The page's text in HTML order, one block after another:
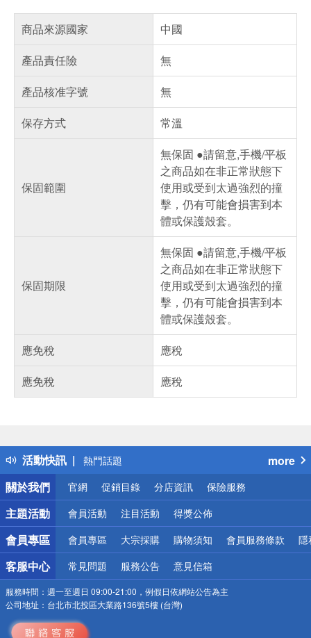
商品來源國家
中國
產品責任險
無
產品核准字號
無
保存方式
常溫
保固範圍
無保固 ●請留意,手機/平板
之商品如在非正常狀態下
使用或受到太過強烈的撞
擊，仍有可能會損害到本
體或保護殼套。
保固期限
無保固 ●請留意,手機/平板
之商品如在非正常狀態下
使用或受到太過強烈的撞
擊，仍有可能會損害到本
體或保護殼套。
應免稅
應稅
應免稅
應稅
活動快訊
得獎公告
熱門話題
銀行優惠
偏遠地區配送
詐騙網頁！請小心！
more
關於我們
官網 促銷目錄 分店資訊 保險服務
主題活動 會員活動 注目活動 得獎公佈
會員專區 會員專區 大宗採購 購物須知 會員服務條款 隱
客服中心 常見問題 服務公告 意見信箱
服務時間： 週一至週日 09:00-21:00，例假日依網站公告為主
公司地址： 台北市北投區大業路136號5樓 (台灣)